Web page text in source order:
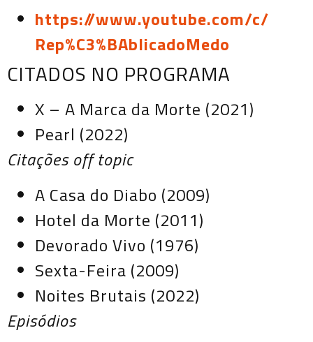
https://www.youtube.com/c/
Rep%C3%BAblicadoMedo
CITADOS NO PROGRAMA
X – A Marca da Morte (2021)
Pearl (2022)
Citações off topic
A Casa do Diabo (2009)
Hotel da Morte (2011)
Devorado Vivo (1976)
Sexta-Feira (2009)
Noites Brutais (2022)
Episódios